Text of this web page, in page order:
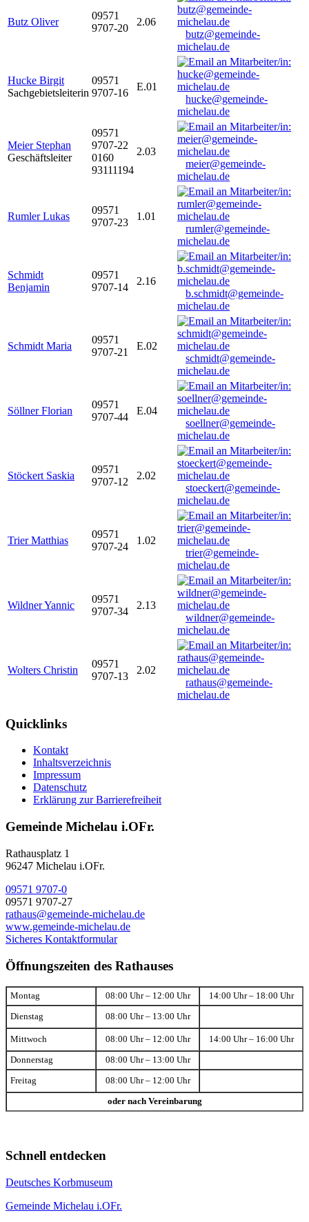
Butz Oliver
09571
9707-20
2.06
butz@gemeinde-
michelau.de
Hucke Birgit
Sachgebietsleiterin
09571
9707-16
E.01
hucke@gemeinde-
michelau.de
Meier Stephan
Geschäftsleiter
09571
9707-22
0160
93111194
2.03
meier@gemeinde-
michelau.de
Rumler Lukas
09571
9707-23
1.01
rumler@gemeinde-
michelau.de
Schmidt
Benjamin
09571
9707-14
2.16
b.schmidt@gemeinde-
michelau.de
Schmidt Maria
09571
9707-21
E.02
schmidt@gemeinde-
michelau.de
Söllner Florian
09571
9707-44
E.04
soellner@gemeinde-
michelau.de
Stöckert Saskia
09571
9707-12
2.02
stoeckert@gemeinde-
michelau.de
Trier Matthias
09571
9707-24
1.02
trier@gemeinde-
michelau.de
Wildner Yannic
09571
9707-34
2.13
wildner@gemeinde-
michelau.de
Wolters Christin
09571
9707-13
2.02
rathaus@gemeinde-
michelau.de
Quicklinks
Kontakt
Inhaltsverzeichnis
Impressum
Datenschutz
Erklärung zur Barrierefreiheit
Gemeinde Michelau i.OFr.
Rathausplatz 1
96247 Michelau i.OFr.
09571 9707-0
09571 9707-27
rathaus@gemeinde-michelau.de
www.gemeinde-michelau.de
Sicheres Kontaktformular
Öffnungszeiten des Rathauses
Montag 08:00 Uhr – 12:00 Uhr 14:00 Uhr – 18:00 Uhr
Dienstag 08:00 Uhr – 13:00 Uhr
Mittwoch 08:00 Uhr – 12:00 Uhr 14:00 Uhr – 16:00 Uhr
Donnerstag 08:00 Uhr – 13:00 Uhr
Freitag 08:00 Uhr – 12:00 Uhr
oder nach Vereinbarung
Schnell entdecken
Deutsches Korbmuseum
Gemeinde Michelau i.OFr.